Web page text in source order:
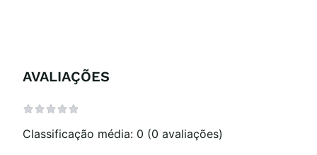
AVALIAÇÕES
Classificação média: 0 (0 avaliações)